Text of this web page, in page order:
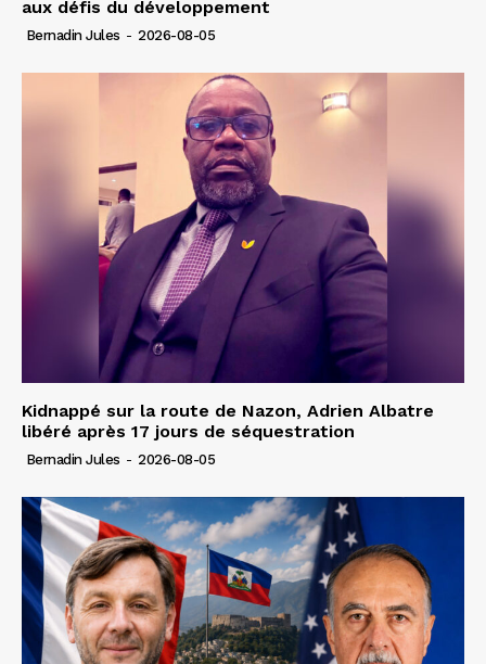
aux défis du développement
Bernadin Jules - 2026-08-05
Kidnappé sur la route de Nazon, Adrien Albatre
libéré après 17 jours de séquestration
Bernadin Jules - 2026-08-05